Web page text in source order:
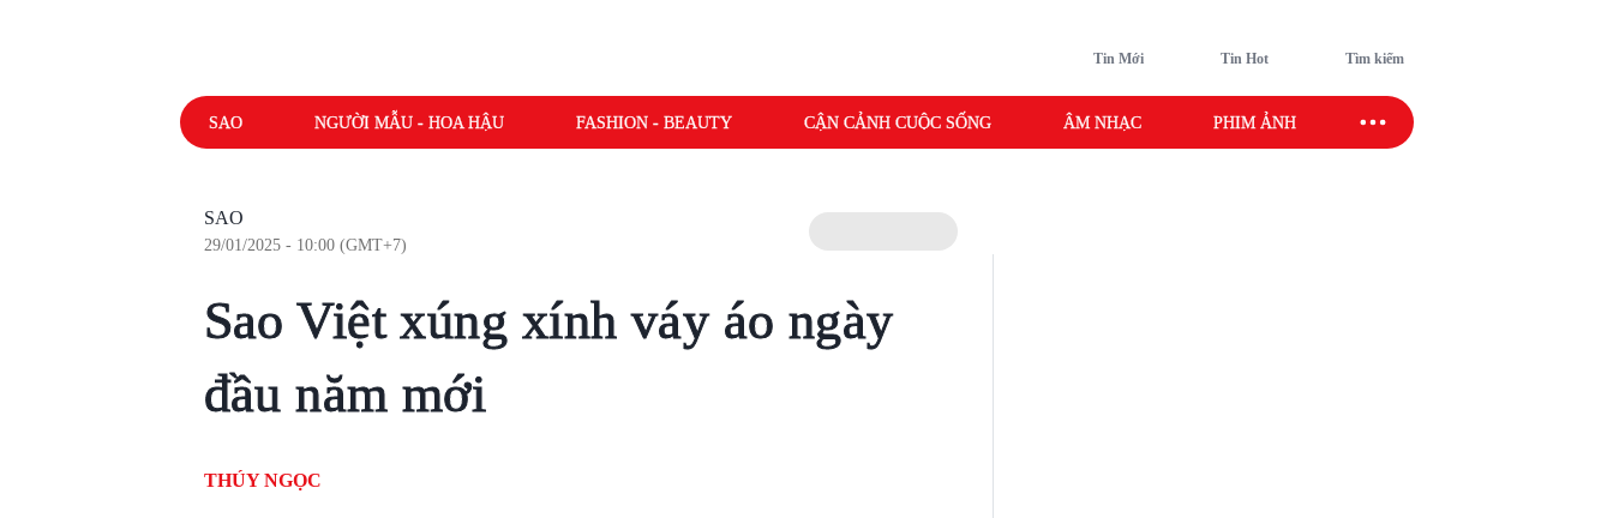
Tin Mới Tin Hot Tìm kiếm
SAO NGƯỜI MẪU - HOA HẬU FASHION - BEAUTY CẬN CẢNH CUỘC SỐNG ÂM NHẠC PHIM ẢNH SAO SPORT
SAO
29/01/2025 - 10:00 (GMT+7)
Sao Việt xúng xính váy áo ngày
đầu năm mới
THÚY NGỌC